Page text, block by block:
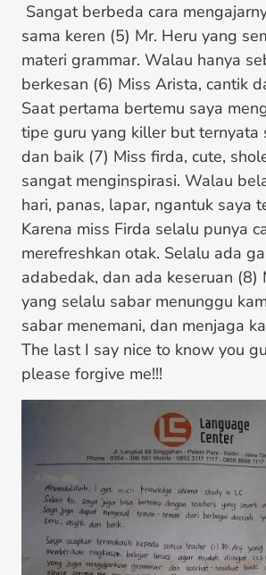
Sangat berbeda cara
sama keren (5) Mr. Heru yang
materi grammar. Walau hanya
berkesan (6) Miss Arista, cantik
Saat pertama bertemu saya
tipe guru yang killer but ternyata
dan baik (7) Miss firda, cute,
sangat menginspirasi. Walau
hari, panas, lapar, ngantuk saya
Karena miss Firda selalu punya
merefreshkan otak. Selalu ada
adabedak, dan ada keseruan (8)
yang selalu sabar menunggu
sabar menemani, dan menjaga
The last I say nice to know you
please forgive me!!!